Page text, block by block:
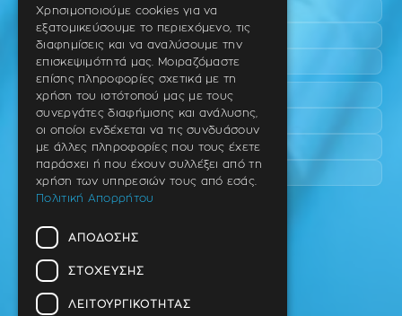
Τριάδι
Νέο Ρύσιο
Επανομή
Περαία
Καλαμαριά
Πανόραμα
Χαριλάου
Ταβάκη – Θ. Λίτσα 10 (γωνία),
Θέρμη – Θεσσαλονίκη
T.K 57001
Χρησιμοποιούμε cookies για να
εξατομικεύσουμε το περιεχόμενο, τις
διαφημίσεις και να αναλύσουμε την
επισκεψιμότητά μας. Μοιραζόμαστε
επίσης πληροφορίες σχετικά με τη
χρήση του ιστότοπού μας με τους
συνεργάτες διαφήμισης και ανάλυσης,
οι οποίοι ενδέχεται να τις συνδυάσουν
με άλλες πληροφορίες που τους έχετε
παράσχει ή που έχουν συλλέξει από τη
χρήση των υπηρεσιών τους από εσάς.
Πολιτική Απορρήτου
ΑΠΌΔΟΣΗΣ
ΣΤΌΧΕΥΣΗΣ
ΛΕΙΤΟΥΡΓΙΚΌΤΗΤΑΣ